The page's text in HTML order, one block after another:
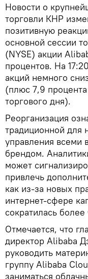
Новости о
торговли КНР
позитивную
основной сессии
(NYSE) акции
процентов. На
акций немного
(плюс 7,9
торгового дня).
Реорганизация
традиционной для
управления всеми
брендом.
может
привлечь
как из-за новых
интернет-сфере
сократилась
Отмечается, что
директор Alibaba
руководить
группу Alibaba
заниматься